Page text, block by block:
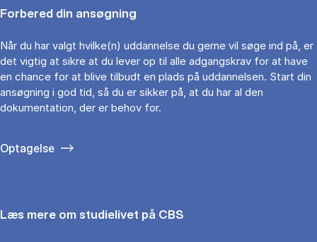
Forbered din ansøgning
Når du har valgt hvilke(n) uddannelse du gerne vil søge ind på, er
det vigtig at sikre at du lever op til alle adgangskrav for at have
en chance for at blive tilbudt en plads på uddannelsen. Start din
ansøgning i god tid, så du er sikker på, at du har al den
dokumentation, der er behov for.
Optagelse
Læs mere om studielivet på CBS